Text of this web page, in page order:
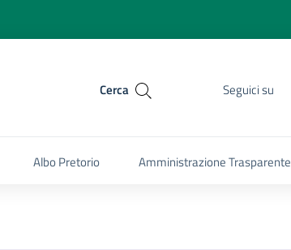
Cerca Seguici su
Albo Pretorio Amministrazione Trasparente